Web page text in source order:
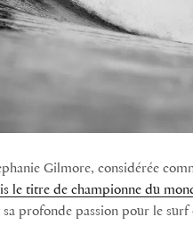
Gilmore, considérée
le titre de championne du
profonde passion pour le